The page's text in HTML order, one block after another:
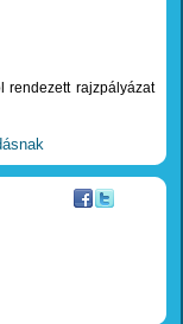
rendezett rajzpályázat